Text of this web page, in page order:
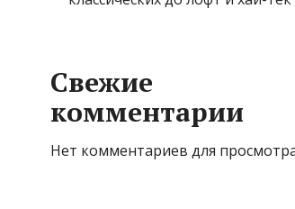
Свежие
комментарии
Нет комментариев для